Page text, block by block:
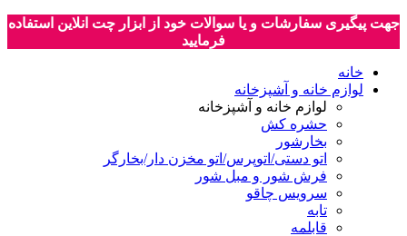
جهت پیگیری سفارشات و یا سوالات خود از ابزار چت انلاین استفاده
فرمایید
خانه
لوازم خانه و آشپزخانه
لوازم خانه و آشپزخانه
حشره کش
بخارشور
اتو دستی/اتوپرس/اتو مخزن دار/بخارگر
فرش شور و مبل شور
سرویس چاقو
تابه
قابلمه